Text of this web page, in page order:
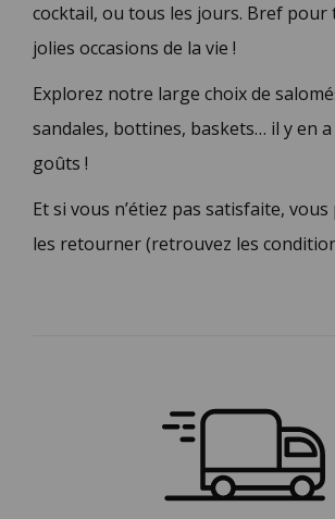
cocktail, ou tous les jours. Bref pour
jolies occasions de la vie !
Explorez notre large choix de
sandales, bottines, baskets… il y en
goûts !
Et si vous n’étiez pas satisfaite,
les retourner (retrouvez les